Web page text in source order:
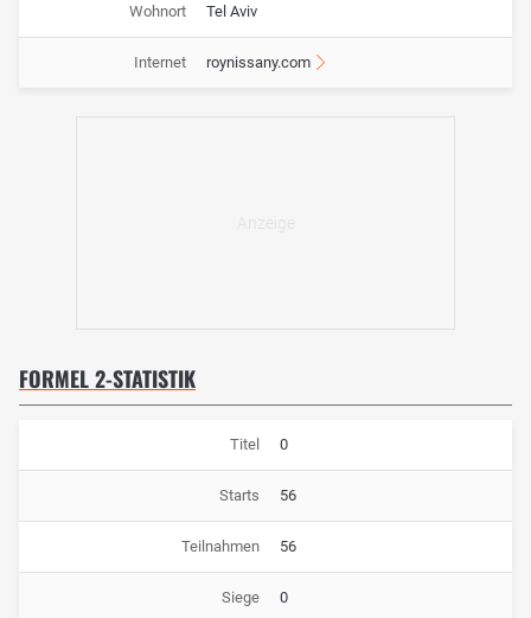
Wohnort Tel Aviv
Internet roynissany.com
FORMEL 2-STATISTIK
Titel 0
Starts 56
Teilnahmen 56
Siege 0